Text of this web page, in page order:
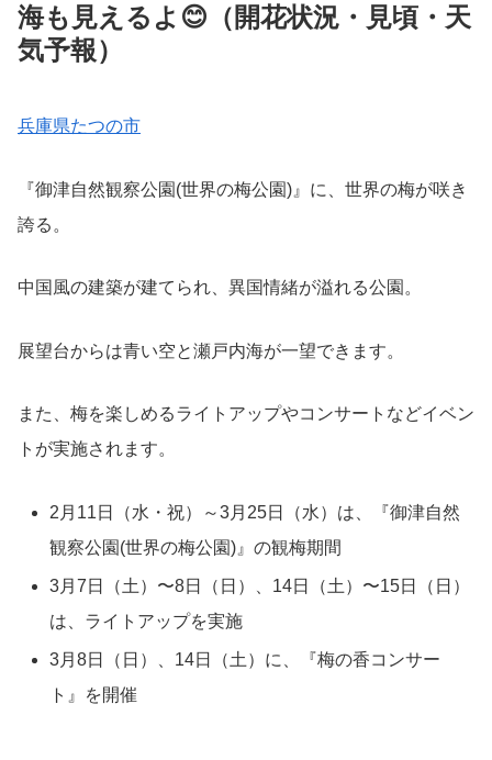
海も見えるよ😊（開花状況・見頃・天
気予報）
兵庫県たつの市
『御津自然観察公園(世界の梅公園)』に、世界の梅が咲き
誇る。
中国風の建築が建てられ、異国情緒が溢れる公園。
展望台からは青い空と瀬戸内海が一望できます。
また、梅を楽しめるライトアップやコンサートなどイベン
トが実施されます。
2月11日（水・祝）～3月25日（水）は、『御津自然
観察公園(世界の梅公園)』の観梅期間
3月7日（土）〜8日（日）、14日（土）〜15日（日）
は、ライトアップを実施
3月8日（日）、14日（土）に、『梅の香コンサー
ト』を開催